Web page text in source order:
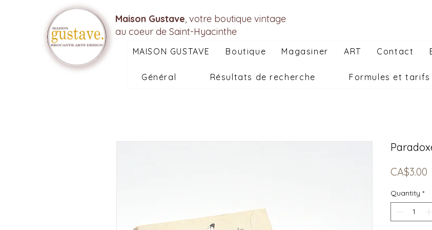
Maison Gustave, votre boutique vintage
au coeur de Saint-Hyacinthe
MAISON GUSTAVE Boutique Magasiner ART Contact
Général Résultats de recherche Formules et tarifs
CA$3.00
Quantity *